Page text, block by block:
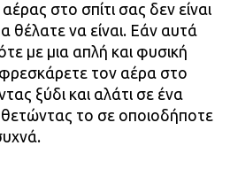
στο σπίτι σας δεν είναι
να είναι. Εάν αυτά
με μια απλή και φυσική
τον αέρα στο
ξύδι και αλάτι σε ένα
το σε οποιοδήποτε